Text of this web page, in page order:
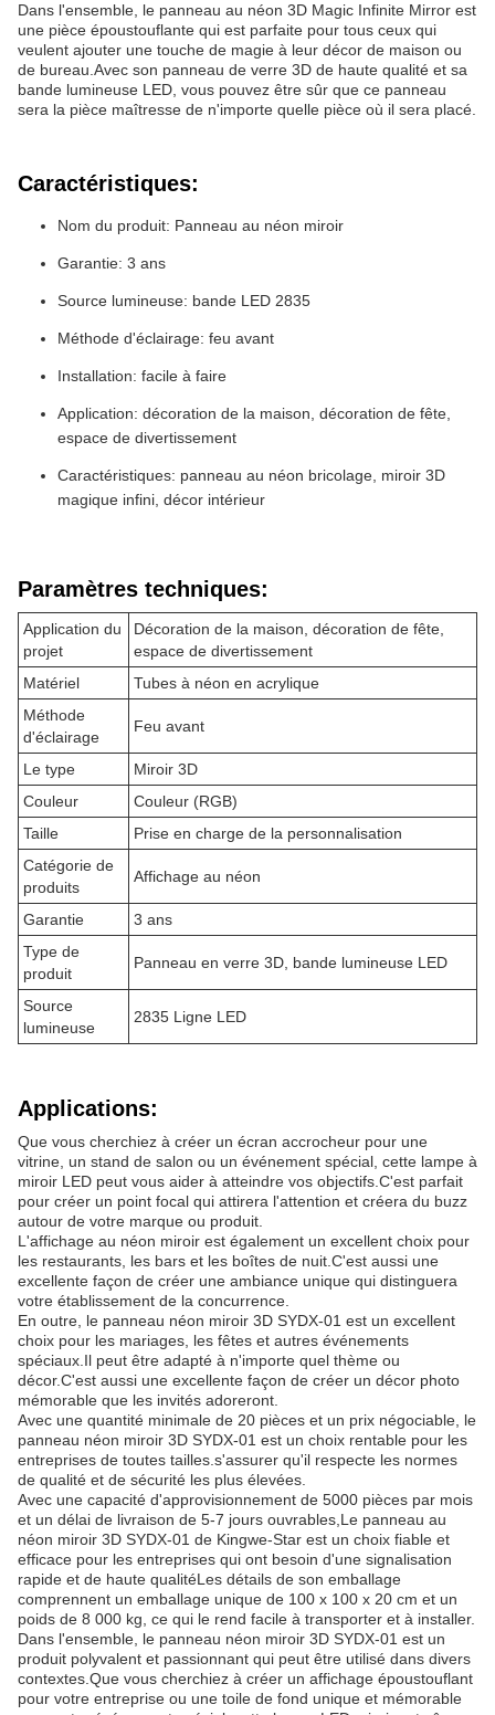
Dans l'ensemble, le panneau au néon 3D Magic Infinite Mirror est
une pièce époustouflante qui est parfaite pour tous ceux qui
veulent ajouter une touche de magie à leur décor de maison ou
de bureau.Avec son panneau de verre 3D de haute qualité et sa
bande lumineuse LED, vous pouvez être sûr que ce panneau
sera la pièce maîtresse de n'importe quelle pièce où il sera placé.
Caractéristiques:
Nom du produit: Panneau au néon miroir
Garantie: 3 ans
Source lumineuse: bande LED 2835
Méthode d'éclairage: feu avant
Installation: facile à faire
Application: décoration de la maison, décoration de fête,
espace de divertissement
Caractéristiques: panneau au néon bricolage, miroir 3D
magique infini, décor intérieur
Paramètres techniques:
Application du
projet
Décoration de la maison, décoration de fête,
espace de divertissement
Matériel
Tubes à néon en acrylique
Méthode
d'éclairage
Feu avant
Le type
Miroir 3D
Couleur
Couleur (RGB)
Taille
Prise en charge de la personnalisation
Catégorie de
produits
Affichage au néon
Garantie
3 ans
Type de
produit
Panneau en verre 3D, bande lumineuse LED
Source
lumineuse
2835 Ligne LED
Applications:
Que vous cherchiez à créer un écran accrocheur pour une
vitrine, un stand de salon ou un événement spécial, cette lampe à
miroir LED peut vous aider à atteindre vos objectifs.C'est parfait
pour créer un point focal qui attirera l'attention et créera du buzz
autour de votre marque ou produit.
L'affichage au néon miroir est également un excellent choix pour
les restaurants, les bars et les boîtes de nuit.C'est aussi une
excellente façon de créer une ambiance unique qui distinguera
votre établissement de la concurrence.
En outre, le panneau néon miroir 3D SYDX-01 est un excellent
choix pour les mariages, les fêtes et autres événements
spéciaux.Il peut être adapté à n'importe quel thème ou
décor.C'est aussi une excellente façon de créer un décor photo
mémorable que les invités adoreront.
Avec une quantité minimale de 20 pièces et un prix négociable, le
panneau néon miroir 3D SYDX-01 est un choix rentable pour les
entreprises de toutes tailles.s'assurer qu'il respecte les normes
de qualité et de sécurité les plus élevées.
Avec une capacité d'approvisionnement de 5000 pièces par mois
et un délai de livraison de 5-7 jours ouvrables,Le panneau au
néon miroir 3D SYDX-01 de Kingwe-Star est un choix fiable et
efficace pour les entreprises qui ont besoin d'une signalisation
rapide et de haute qualitéLes détails de son emballage
comprennent un emballage unique de 100 x 100 x 20 cm et un
poids de 8 000 kg, ce qui le rend facile à transporter et à installer.
Dans l'ensemble, le panneau néon miroir 3D SYDX-01 est un
produit polyvalent et passionnant qui peut être utilisé dans divers
contextes.Que vous cherchiez à créer un affichage époustouflant
pour votre entreprise ou une toile de fond unique et mémorable